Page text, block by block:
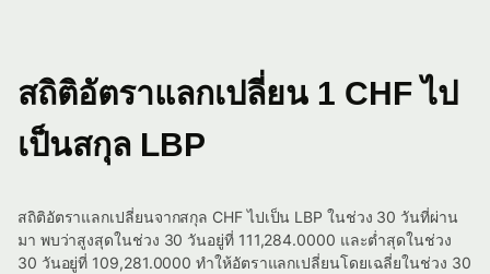
สถิติอัตราแลกเปลี่ยน 1 CHF ไป
เป็นสกุล LBP
สถิติอัตราแลกเปลี่ยนจากสกุล CHF ไปเป็น LBP ในช่วง 30 วันที่ผ่าน
มา พบว่าสูงสุดในช่วง 30 วันอยู่ที่ 111,284.0000 และต่ำสุดในช่วง
30 วันอยู่ที่ 109,281.0000 ทำให้อัตราแลกเปลี่ยนโดยเฉลี่ยในช่วง 30